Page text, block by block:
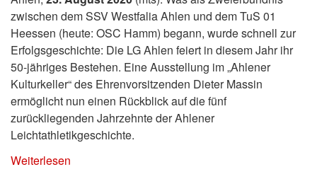
zwischen dem SSV Westfalia Ahlen und dem TuS 01
Heessen (heute: OSC Hamm) begann, wurde schnell zur
Erfolgsgeschichte: Die LG Ahlen feiert in diesem Jahr ihr
50-jähriges Bestehen. Eine Ausstellung im „Ahlener
Kulturkeller“ des Ehrenvorsitzenden Dieter Massin
ermöglicht nun einen Rückblick auf die fünf
zurückliegenden Jahrzehnte der Ahlener
Leichtathletikgeschichte.
Weiterlesen